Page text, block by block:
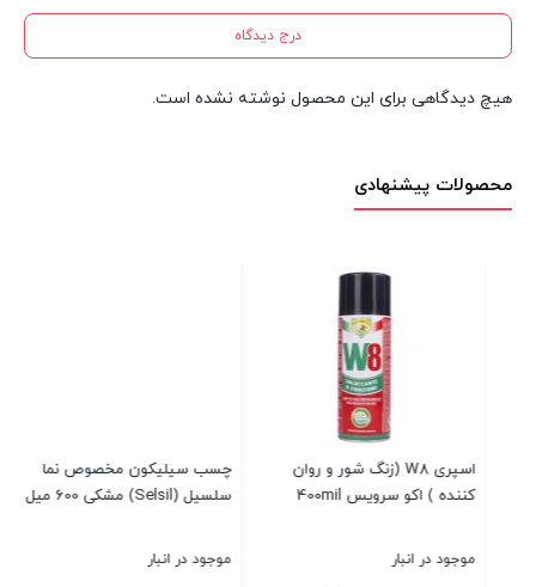
درج دیدگاه
هیچ دیدگاهی برای این محصول نوشته نشده است.
محصولات پیشنهادی
چسب سیلیکون مخصوص نما
سلسیل (Selsil) مشکی 600 میل
موجود در انبار
دستگاه چسب تفنگی سان Sun
AC-280 20W
در انبار موجود نمی باشد